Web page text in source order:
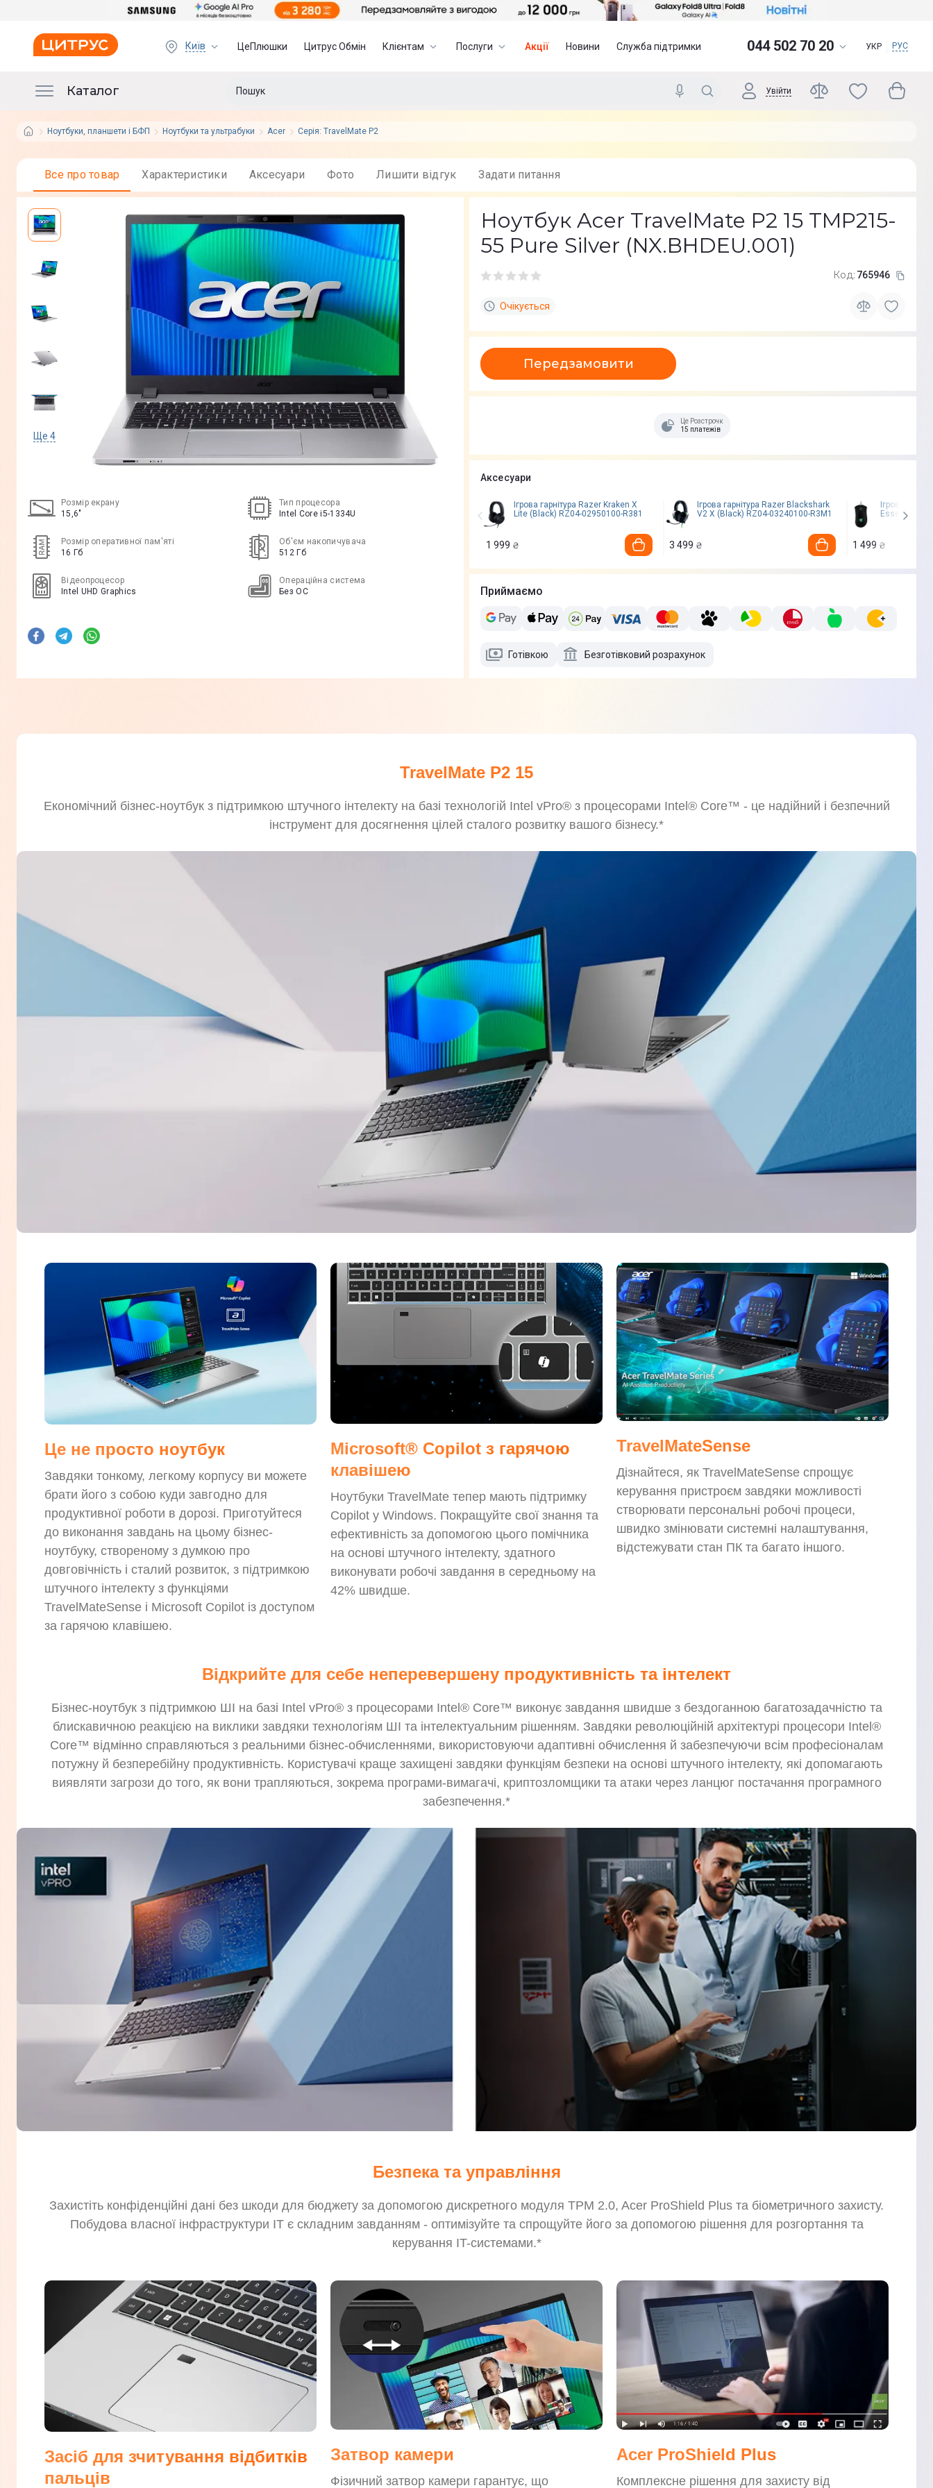
Київ ЦеПлюшки Цитрус Обмін Клієнтам Послуги Акції Новини Служба підтримки 044 502 70 20 УКР РУС
Каталог Увійти
Ноутбуки, планшети і БФП Ноутбуки та ультрабуки Acer Серія: TravelMate P2
Все про товар Характеристики Аксесуари Фото Лишити вiдгук Задати питання
Ще 4
Розмір екрану
15,6"
Тип процесора
Intel Core i5-1334U
Розмір оперативної пам'яті
16 Гб
Об'єм накопичувача
512 Гб
Відеопроцесор
Intel UHD Graphics
Операційна система
Без ОС
Ноутбук Acer TravelMate P2 15 TMP215-
55 Pure Silver (NX.BHDEU.001)
Код: 765946
Очікується
Передзамовити
Це Розстрочка
15 платежів
Аксесуари
Ігрова гарнітура Razer Kraken X
Lite (Black) RZ04-02950100-R381
1 999 ₴
Ігрова гарнітура Razer Blackshark
V2 X (Black) RZ04-03240100-R3M1
3 499 ₴
Ігрова
Essential
1 499 ₴
Приймаємо
Готівкою Безготівковий розрахунок
TravelMate P2 15
Економічний бізнес-ноутбук з підтримкою штучного інтелекту на базі технологій Intel vPro® з процесорами Intel® Core™ - це надійний і безпечний
інструмент для досягнення цілей сталого розвитку вашого бізнесу.*
Це не просто ноутбук
Завдяки тонкому, легкому корпусу ви можете
брати його з собою куди завгодно для
продуктивної роботи в дорозі. Приготуйтеся
до виконання завдань на цьому бізнес-
ноутбуку, створеному з думкою про
довговічність і сталий розвиток, з підтримкою
штучного інтелекту з функціями
TravelMateSense і Microsoft Copilot із доступом
за гарячою клавішею.
Microsoft® Copilot з гарячою
клавішею
Ноутбуки TravelMate тепер мають підтримку
Copilot у Windows. Покращуйте свої знання та
ефективність за допомогою цього помічника
на основі штучного інтелекту, здатного
виконувати робочі завдання в середньому на
42% швидше.
TravelMateSense
Дізнайтеся, як TravelMateSense спрощує
керування пристроєм завдяки можливості
створювати персональні робочі процеси,
швидко змінювати системні налаштування,
відстежувати стан ПК та багато іншого.
Відкрийте для себе неперевершену продуктивність та інтелект
Бізнес-ноутбук з підтримкою ШІ на базі Intel vPro® з процесорами Intel® Core™ виконує завдання швидше з бездоганною багатозадачністю та
блискавичною реакцією на виклики завдяки технологіям ШІ та інтелектуальним рішенням. Завдяки революційній архітектурі процесори Intel®
Core™ відмінно справляються з реальними бізнес-обчисленнями, використовуючи адаптивні обчислення й забезпечуючи всім професіоналам
потужну й безперебійну продуктивність. Користувачі краще захищені завдяки функціям безпеки на основі штучного інтелекту, які допомагають
виявляти загрози до того, як вони трапляються, зокрема програми-вимагачі, криптозломщики та атаки через ланцюг постачання програмного
забезпечення.*
Безпека та управління
Захистіть конфіденційні дані без шкоди для бюджету за допомогою дискретного модуля TPM 2.0, Acer ProShield Plus та біометричного захисту.
Побудова власної інфраструктури IT є складним завданням - оптимізуйте та спрощуйте його за допомогою рішення для розгортання та
керування IT-системами.*
Засіб для зчитування відбитків
пальців
Затвор камери
Фізичний затвор камери гарантує, що
Acer ProShield Plus
Комплексне рішення для захисту від